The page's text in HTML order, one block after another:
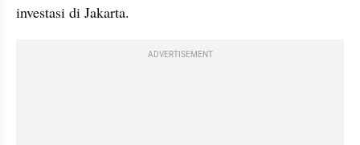
investasi di Jakarta.
ADVERTISEMENT